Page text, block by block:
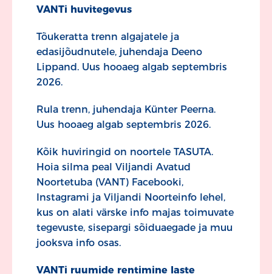
VANTi huvitegevus
Tõukeratta trenn algajatele ja
edasijõudnutele, juhendaja Deeno
Lippand. Uus hooaeg algab septembris
2026.
Rula trenn, juhendaja Künter Peerna.
Uus hooaeg algab septembris 2026.
Kõik huviringid on noortele TASUTA.
Hoia silma peal Viljandi Avatud
Noortetuba (VANT) Facebooki,
Instagrami ja Viljandi Noorteinfo lehel,
kus on alati värske info majas toimuvate
tegevuste, sisepargi sõiduaegade ja muu
jooksva info osas.
VANTi ruumide rentimine laste